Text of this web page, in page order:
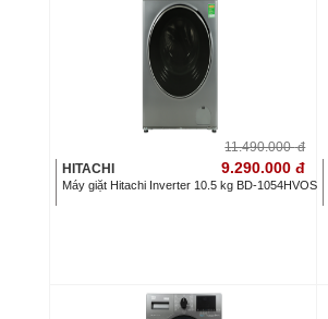
11.490.000 đ
HITACHI
9.290.000 đ
Máy giặt Hitachi Inverter 10.5 kg BD-1054HVOS